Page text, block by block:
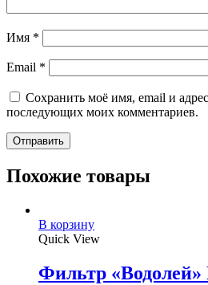
Имя *
Email *
Сохранить моё имя, email и
последующих моих комментариев.
Похожие товары
В корзину
Quick View
Фильтр